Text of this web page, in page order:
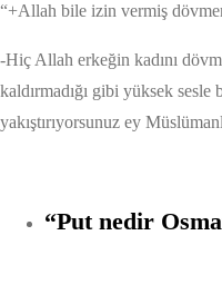
“+Allah bile izin vermiş
-Hiç Allah erkeğin kadını
kaldırmadığı gibi yüksek sesle
yakıştırıyorsunuz ey
“Put nedir